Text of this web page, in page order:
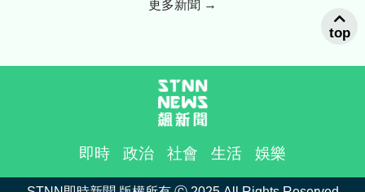
更多新聞 →
即時 政治 社會 生活 娛樂
top